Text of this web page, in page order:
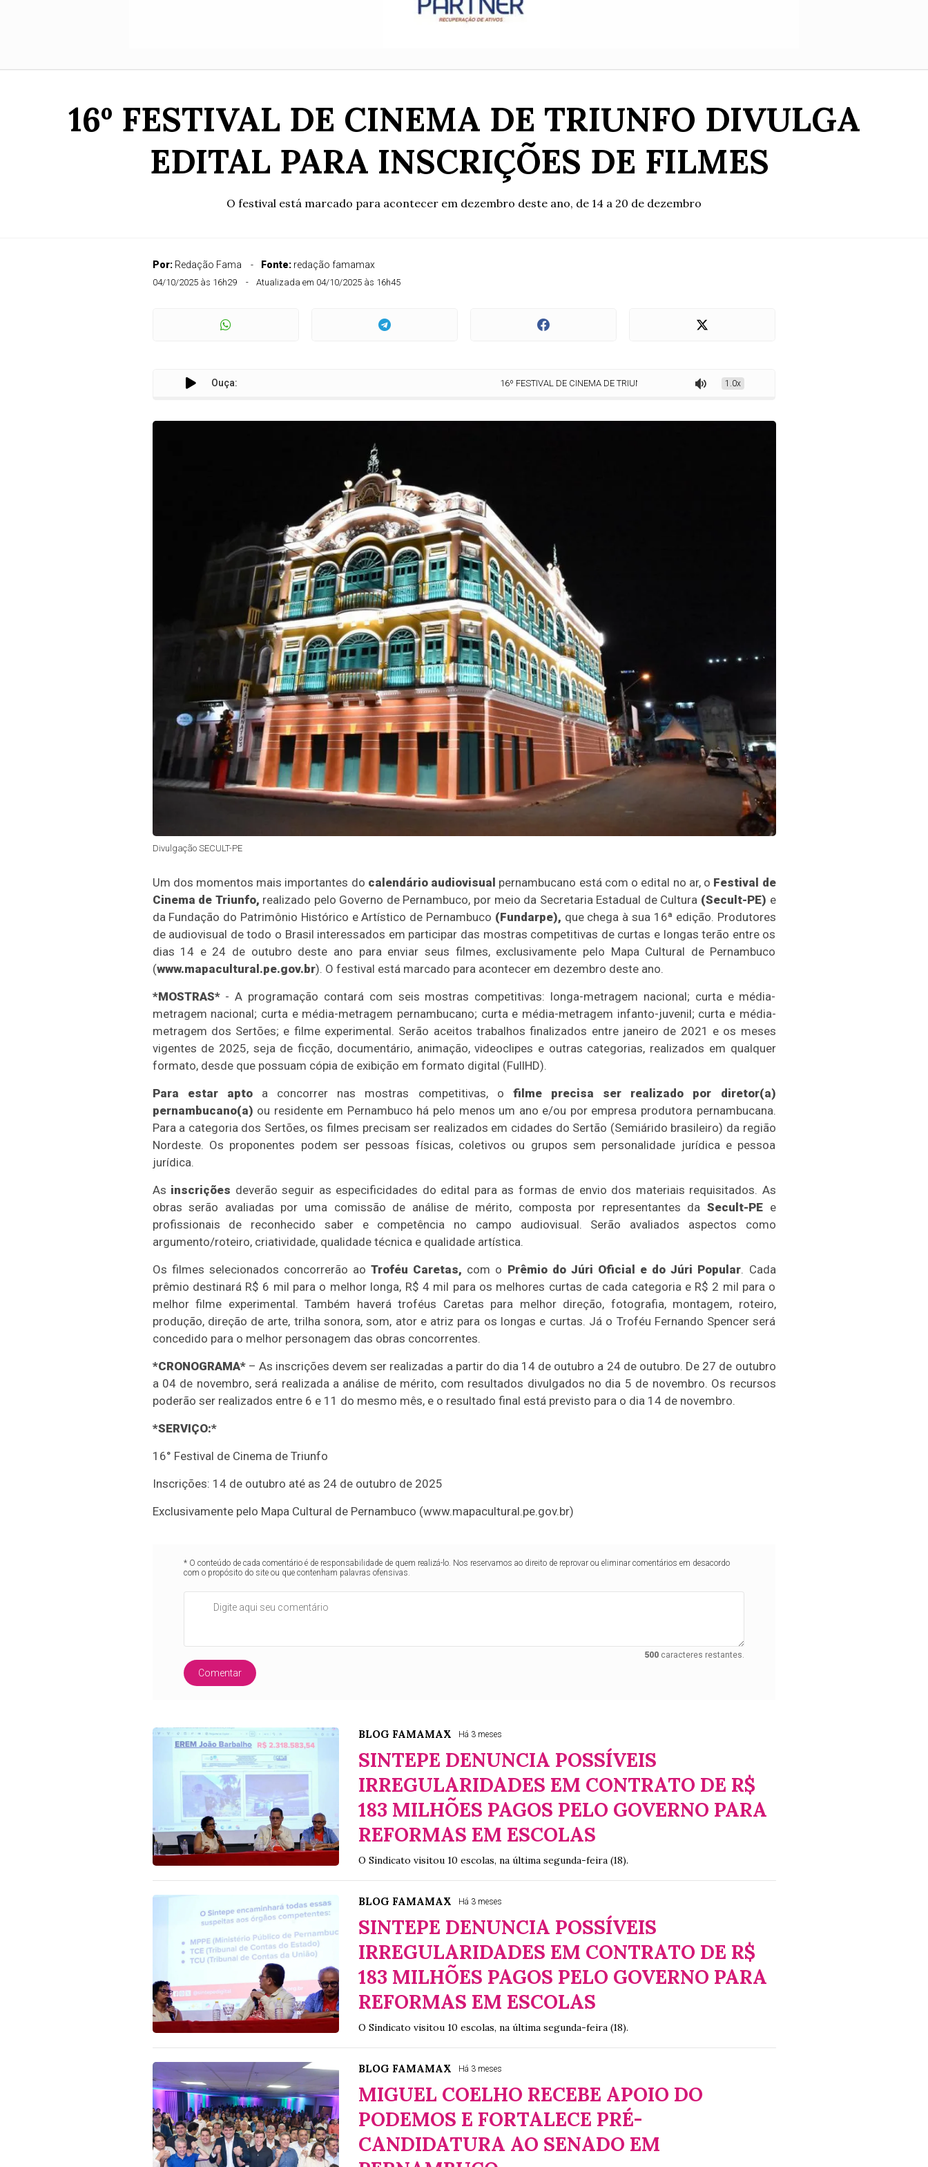
16º FESTIVAL DE CINEMA DE TRIUNFO DIVULGA
EDITAL PARA INSCRIÇÕES DE FILMES
O festival está marcado para acontecer em dezembro deste ano, de 14 a 20 de dezembro
Por: Redação Fama Fonte: redação famamax
04/10/2025 às 16h29 Atualizada em 04/10/2025 às 16h45
Ouça: 16º FESTIVAL DE CINEMA DE TRIUNFO DIVULGA EDITAL PARA INSCRIÇÕES DE FILMES
1.0x
Divulgação SECULT-PE
Um dos momentos mais importantes do calendário audiovisual pernambucano está com o edital no ar, o Festival de
Cinema de Triunfo, realizado pelo Governo de Pernambuco, por meio da Secretaria Estadual de Cultura (Secult-PE) e
da Fundação do Patrimônio Histórico e Artístico de Pernambuco (Fundarpe), que chega à sua 16ª edição. Produtores
de audiovisual de todo o Brasil interessados em participar das mostras competitivas de curtas e longas terão entre os
dias 14 e 24 de outubro deste ano para enviar seus filmes, exclusivamente pelo Mapa Cultural de Pernambuco
(www.mapacultural.pe.gov.br). O festival está marcado para acontecer em dezembro deste ano.
*MOSTRAS*- A programação contará com seis mostras competitivas: longa-metragem nacional; curta e média-
metragem nacional; curta e média-metragem pernambucano; curta e média-metragem infanto-juvenil; curta e média-
metragem dos Sertões; e filme experimental. Serão aceitos trabalhos finalizados entre janeiro de 2021 e os meses
vigentes de 2025, seja de ficção, documentário, animação, videoclipes e outras categorias, realizados em qualquer
formato, desde que possuam cópia de exibição em formato digital (FullHD).
Para estar aptoa concorrer nas mostras competitivas, o filme precisa ser realizado
por diretor(a)
pernambucano(a) ou residente em Pernambuco há pelo menos um ano e/ou por empresa produtora pernambucana.
Para a categoria dos Sertões, os filmes precisam ser realizados em cidades do Sertão (Semiárido brasileiro) da região
Nordeste. Os proponentes podem ser pessoas físicas, coletivos ou grupos sem personalidade jurídica e pessoa
jurídica.
As inscrições deverão seguir as especificidades do edital para as formas de envio dos materiais requisitados. As
obras serão avaliadas por uma comissão de análise de mérito, composta por representantes da Secult-PEe
profissionais de reconhecido saber e competência no campo audiovisual. Serão avaliados aspectos como
argumento/roteiro, criatividade, qualidade técnica e qualidade artística.
Os filmes selecionados concorrerão aoTroféu Caretas, com o Prêmio do Júri Oficial e do Júri Popular. Cada
prêmio destinará R$ 6 mil para o melhor longa, R$ 4 mil para os melhores curtas de cada categoria e R$ 2 mil para o
melhor filme experimental. Também haverá troféus Caretas para melhor direção, fotografia, montagem, roteiro,
produção, direção de arte, trilha sonora, som, ator e atriz para os longas e curtas. Já o Troféu Fernando Spencer será
concedido para o melhor personagem das obras concorrentes.
*CRONOGRAMA*– As inscrições devem ser realizadas a partir do dia 14 de outubro a 24 de outubro. De 27 de outubro
a 04 de novembro, será realizada a análise de mérito, com resultados divulgados no dia 5 de novembro. Os recursos
poderão ser realizados entre 6 e 11 do mesmo mês, e o resultado final está previsto para o dia 14 de novembro.
*SERVIÇO:*
16° Festival de Cinema de Triunfo
Inscrições: 14 de outubro até as 24 de outubro de 2025
Exclusivamente pelo Mapa Cultural de Pernambuco (www.mapacultural.pe.gov.br)
* O conteúdo de cada comentário é de responsabilidade de quem realizá-lo. Nos reservamos ao direito de reprovar ou eliminar comentários em desacordo
com o propósito do site ou que contenham palavras ofensivas.
500 caracteres restantes.
Comentar
BLOG FAMAMAX Há 3 meses
SINTEPE DENUNCIA POSSÍVEIS
IRREGULARIDADES EM CONTRATO DE R$
183 MILHÕES PAGOS PELO GOVERNO PARA
REFORMAS EM ESCOLAS
O Sindicato visitou 10 escolas, na última segunda-feira (18).
BLOG FAMAMAX Há 3 meses
SINTEPE DENUNCIA POSSÍVEIS
IRREGULARIDADES EM CONTRATO DE R$
183 MILHÕES PAGOS PELO GOVERNO PARA
REFORMAS EM ESCOLAS
O Sindicato visitou 10 escolas, na última segunda-feira (18).
BLOG FAMAMAX Há 3 meses
MIGUEL COELHO RECEBE APOIO DO
PODEMOS E FORTALECE PRÉ-
CANDIDATURA AO SENADO EM